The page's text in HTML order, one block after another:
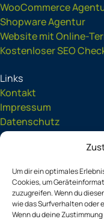
Um dir ein optimales
Cookies, um
zuzugreifen. Wenn du
wie das Surfverhalten oder
Wenn du deine
WooCommerce
Shopware Agentur
Website mit Online-
Kostenloser SEO
Links
Kontakt
Impressum
Datenschutz
AGB
Lexikon
Kostenlose Tools